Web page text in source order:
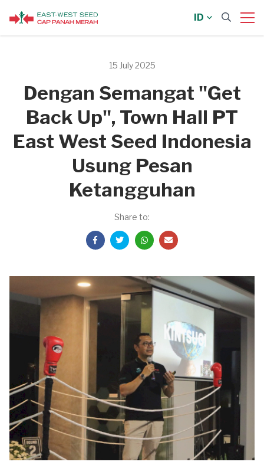
ID
15 July 2025
Dengan Semangat "Get
Back Up", Town Hall PT
East West Seed Indonesia
Usung Pesan
Ketangguhan
Share to: